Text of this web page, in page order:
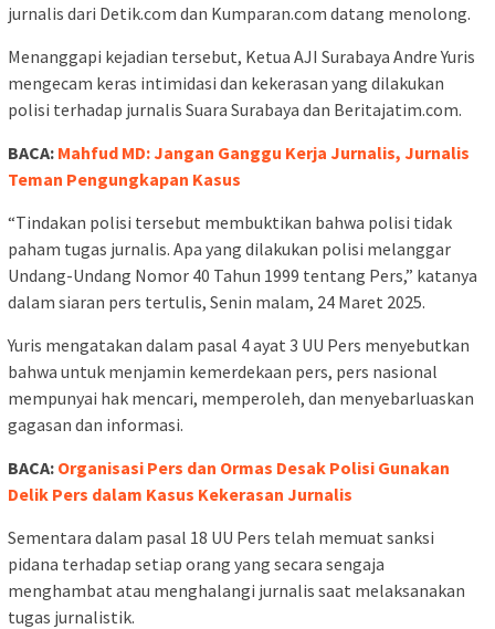
jurnalis dari Detik.com dan Kumparan.com datang menolong.
Menanggapi kejadian tersebut, Ketua AJI Surabaya Andre Yuris
mengecam keras intimidasi dan kekerasan yang dilakukan
polisi terhadap jurnalis Suara Surabaya dan Beritajatim.com.
BACA: Mahfud MD: Jangan Ganggu Kerja Jurnalis, Jurnalis
Teman Pengungkapan Kasus
“Tindakan polisi tersebut membuktikan bahwa polisi tidak
paham tugas jurnalis. Apa yang dilakukan polisi melanggar
Undang-Undang Nomor 40 Tahun 1999 tentang Pers,” katanya
dalam siaran pers tertulis, Senin malam, 24 Maret 2025.
Yuris mengatakan dalam pasal 4 ayat 3 UU Pers menyebutkan
bahwa untuk menjamin kemerdekaan pers, pers nasional
mempunyai hak mencari, memperoleh, dan menyebarluaskan
gagasan dan informasi.
BACA: Organisasi Pers dan Ormas Desak Polisi Gunakan
Delik Pers dalam Kasus Kekerasan Jurnalis
Sementara dalam pasal 18 UU Pers telah memuat sanksi
pidana terhadap setiap orang yang secara sengaja
menghambat atau menghalangi jurnalis saat melaksanakan
tugas jurnalistik.